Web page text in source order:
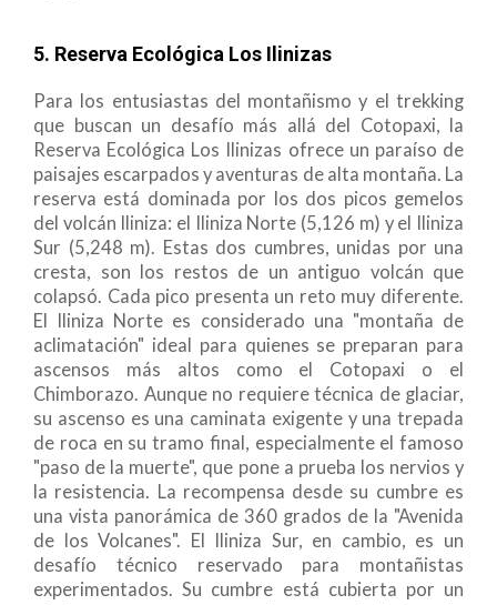
5. Reserva Ecológica Los Ilinizas
Para los entusiastas del montañismo y el trekking
que buscan un desafío más allá del Cotopaxi, la
Reserva Ecológica Los Ilinizas ofrece un paraíso de
paisajes escarpados y aventuras de alta montaña. La
reserva está dominada por los dos picos gemelos
del volcán Iliniza: el Iliniza Norte (5,126 m) y el Iliniza
Sur (5,248 m). Estas dos cumbres, unidas por una
cresta, son los restos de un antiguo volcán que
colapsó. Cada pico presenta un reto muy diferente.
El Iliniza Norte es considerado una "montaña de
aclimatación" ideal para quienes se preparan para
ascensos más altos como el Cotopaxi o el
Chimborazo. Aunque no requiere técnica de glaciar,
su ascenso es una caminata exigente y una trepada
de roca en su tramo final, especialmente el famoso
"paso de la muerte", que pone a prueba los nervios y
la resistencia. La recompensa desde su cumbre es
una vista panorámica de 360 grados de la "Avenida
de los Volcanes". El Iliniza Sur, en cambio, es un
desafío técnico reservado para montañistas
experimentados. Su cumbre está cubierta por un